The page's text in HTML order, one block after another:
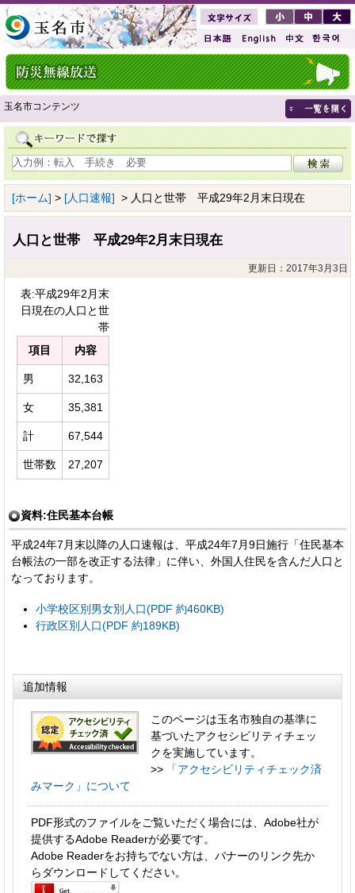
玉名市コンテンツ
[ホーム] > [人口速報] > 人口と世帯 平成29年2月末日現在
人口と世帯 平成29年2月末日現在
更新日：2017年3月3日
表:平成29年2月末
日現在の人口と世
帯
項目
内容
男 32,163
女 35,381
計 67,544
世帯数 27,207
資料:住民基本台帳
平成24年7月末以降の人口速報は、平成24年7月9日施行「住民基本
台帳法の一部を改正する法律」に伴い、外国人住民を含んだ人口と
なっております。
小学校区別男女別人口(PDF 約460KB)
行政区別人口(PDF 約189KB)
追加情報
このページは玉名市独自の基準に
基づいたアクセシビリティチェッ
クを実施しています。
>>
「アクセシビリティチェック済
みマーク」について
PDF形式のファイルをご覧いただく場合には、Adobe社が
提供するAdobe Readerが必要です。
Adobe Readerをお持ちでない方は、バナーのリンク先か
らダウンロードしてください。